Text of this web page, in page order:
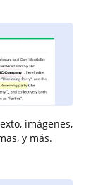
imágenes,
y más.